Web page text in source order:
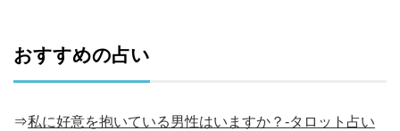
おすすめの占い
⇒私に好意を抱いている男性はいますか？-タロット占い